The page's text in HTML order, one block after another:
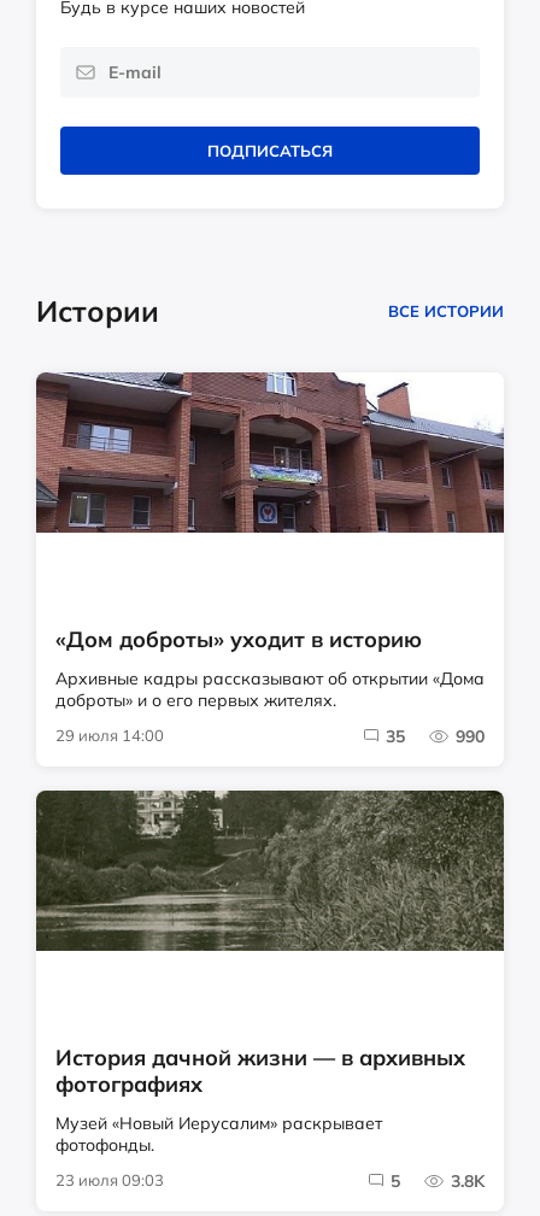
Будь в курсе наших новостей
ПОДПИСАТЬСЯ
Истории ВСЕ ИСТОРИИ
«Дом доброты» уходит в историю
Архивные кадры рассказывают об открытии «Дома
доброты» и о его первых жителях.
29 июля 14:00 35 990
История дачной жизни — в архивных
фотографиях
Музей «Новый Иерусалим» раскрывает
фотофонды.
23 июля 09:03 5 3.8K